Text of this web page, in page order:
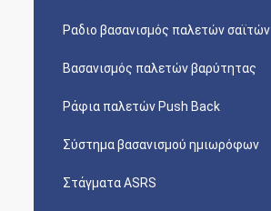
Ραδιο βασανισμός παλετών σαϊτών
Βασανισμός παλετών βαρύτητας
Ράφια παλετών Push Back
Σύστημα βασανισμού ημιωρόφων
Στάγματα ASRS